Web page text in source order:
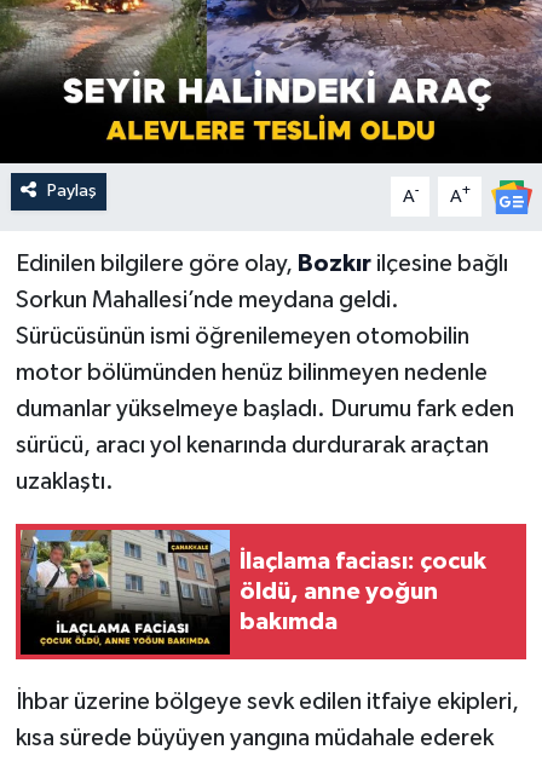
Paylaş A- A+
Edinilen bilgilere göre olay, Bozkırilçesine bağlı
Sorkun Mahallesi’nde meydana geldi.
Sürücüsünün ismi öğrenilemeyen otomobilin
motor bölümünden henüz bilinmeyen nedenle
dumanlar yükselmeye başladı. Durumu fark eden
sürücü, aracı yol kenarında durdurarak araçtan
uzaklaştı.
İlaçlama faciası: çocuk
öldü, anne yoğun
bakımda
İhbar üzerine bölgeye sevk edilen itfaiye ekipleri,
kısa sürede büyüyen yangına müdahale ederek